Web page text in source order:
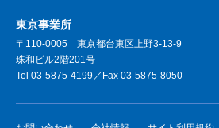
東京事業所
〒110-0005 東京都台東区上野3-13-9
珠和ビル2階201号
Tel 03-5875-4199／Fax 03-5875-8050